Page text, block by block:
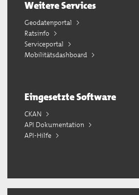
Weitere Services
Geodatenportal
Ratsinfo
Serviceportal
Mobilitätsdashboard
Eingesetzte Software
CKAN
API Dokumentation
API-Hilfe